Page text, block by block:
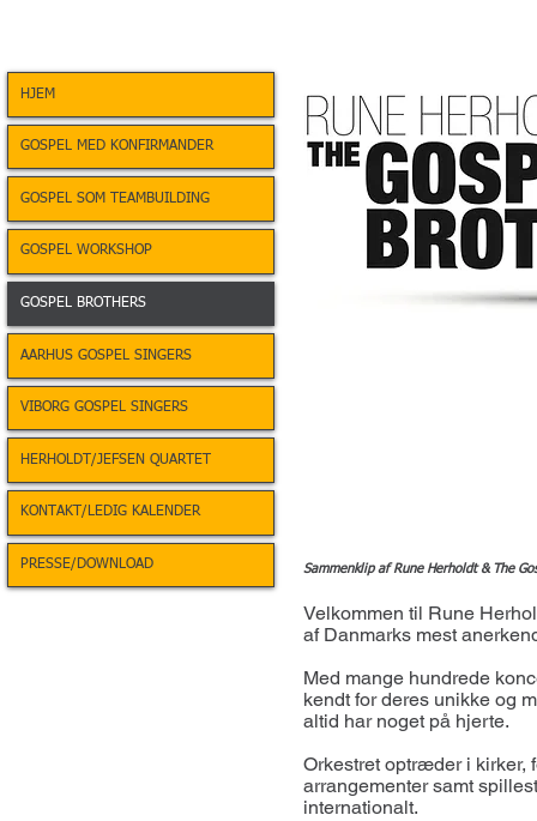
Sammenklip af Rune Herholdt & The
Velkommen til Rune
af Danmarks mest
Med mange hundrede
kendt for deres unikke og
altid har noget på hjerte.
Orkestret optræder i kirker,
arrangementer samt
internationalt.
HJEM
GOSPEL MED KONFIRMANDER
GOSPEL SOM TEAMBUILDING
GOSPEL WORKSHOP
GOSPEL BROTHERS
AARHUS GOSPEL SINGERS
VIBORG GOSPEL SINGERS
HERHOLDT/JEFSEN QUARTET
KONTAKT/LEDIG KALENDER
PRESSE/DOWNLOAD